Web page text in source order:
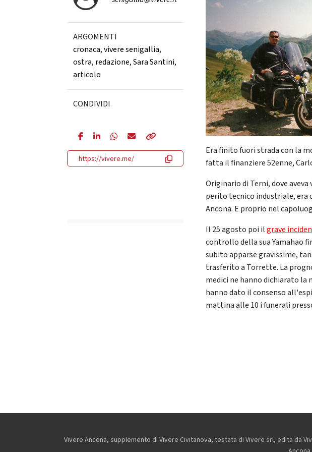
ARGOMENTI
cronaca,vivere senigallia,
ostra, redazione,Sara Santini,
articolo
CONDIVIDI
https://vivere.me/
Era finito fuori strada con la
fatta il finanziere 52enne,
Originario di Terni, dove
perito tecnico industriale, era
Ancona. E proprio nel
Il 25 agosto poi ilgrave
controllo della sua Yamahao
subito apparse gravissime,
trasferito a Torrette. La
medici ne hanno dichiarato
hanno dato il consenso
mattina alle 10 i funerali
Vivere Ancona, supplemento di Vivere Civitanova, testata di Vivere srl, edita da